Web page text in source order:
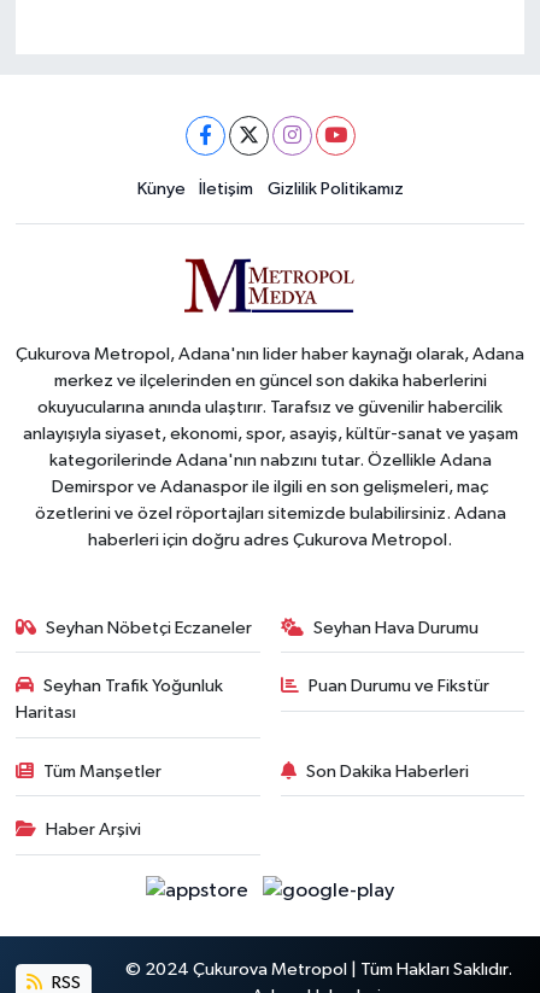
Künye İletişim Gizlilik Politikamız
Çukurova Metropol, Adana'nın lider haber kaynağı olarak, Adana
merkez ve ilçelerinden en güncel son dakika haberlerini
okuyucularına anında ulaştırır. Tarafsız ve güvenilir habercilik
anlayışıyla siyaset, ekonomi, spor, asayiş, kültür-sanat ve yaşam
kategorilerinde Adana'nın nabzını tutar. Özellikle Adana
Demirspor ve Adanaspor ile ilgili en son gelişmeleri, maç
özetlerini ve özel röportajları sitemizde bulabilirsiniz. Adana
haberleri için doğru adres Çukurova Metropol.
Seyhan Nöbetçi Eczaneler Seyhan Hava Durumu
Seyhan Trafik Yoğunluk
Haritası
Puan Durumu ve Fikstür
Tüm Manşetler Son Dakika Haberleri
Haber Arşivi
RSS
© 2024 Çukurova Metropol | Tüm Hakları Saklıdır.